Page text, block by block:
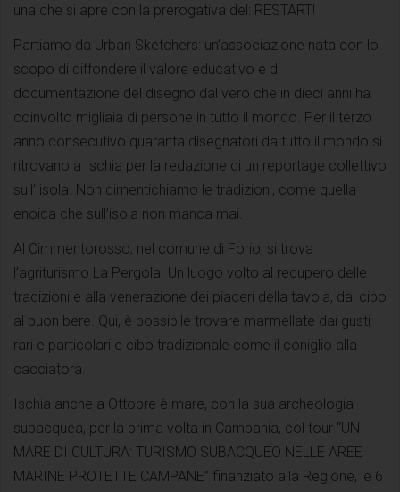
una che si apre con la prerogativa del: RESTART!
Partiamo da Urban Sketchers: un’associazione nata con lo
scopo di diffondere il valore educativo e di
documentazione del disegno dal vero che in dieci anni ha
coinvolto migliaia di persone in tutto il mondo. Per il terzo
anno consecutivo quaranta disegnatori da tutto il mondo si
ritrovano a Ischia per la redazione di un reportage collettivo
sull’ isola. Non dimentichiamo le tradizioni, come quella
enoica che sull’isola non manca mai.
Al Cimmentorosso, nel comune di Forio, si trova
l’agriturismo La Pergola. Un luogo volto al recupero delle
tradizioni e alla venerazione dei piaceri della tavola, dal cibo
al buon bere. Qui, è possibile trovare marmellate dai gusti
rari e particolari e cibo tradizionale come il coniglio alla
cacciatora.
Ischia anche a Ottobre è mare, con la sua archeologia
subacquea, per la prima volta in Campania, col tour “UN
MARE DI CULTURA: TURISMO SUBACQUEO NELLE AREE
MARINE PROTETTE CAMPANE” finanziato alla Regione, le 6